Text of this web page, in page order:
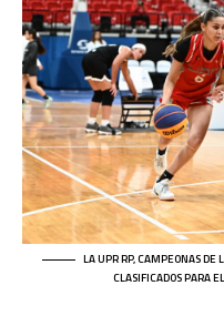
LA UPR RP, CAMPEONAS DE
CLASIFICADOS PARA